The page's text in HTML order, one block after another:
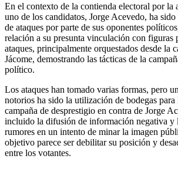
En el contexto de la contienda electoral por la
uno de los candidatos, Jorge Acevedo, ha
de ataques por parte de sus oponentes
relación a su presunta vinculación con figuras
ataques, principalmente orquestados desde la
Jácome, demostrando las tácticas de la
político.
Los ataques han tomado varias formas, pero
notorios ha sido la utilización de bodegas para
campaña de desprestigio en contra de Jorge
incluido la difusión de información negativa y
rumores en un intento de minar la imagen
objetivo parece ser debilitar su posición y
entre los votantes.